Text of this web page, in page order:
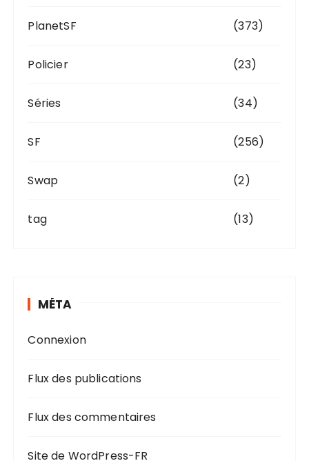
PlanetSF (373)
Policier (23)
Séries (34)
SF (256)
Swap (2)
tag (13)
MÉTA
Connexion
Flux des publications
Flux des commentaires
Site de WordPress-FR